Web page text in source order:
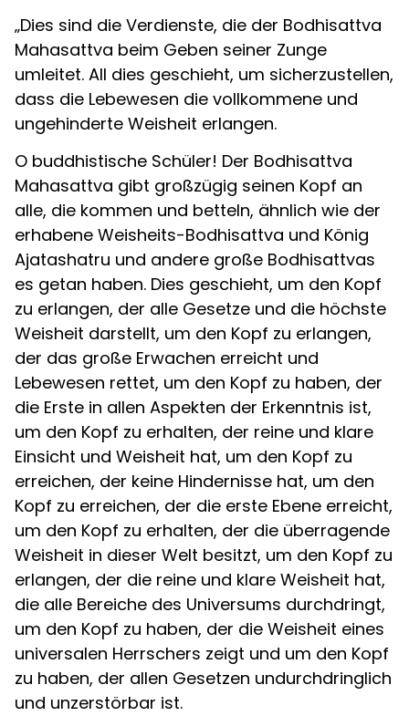
„Dies sind die Verdienste, die der Bodhisattva
Mahasattva beim Geben seiner Zunge
umleitet. All dies geschieht, um sicherzustellen,
dass die Lebewesen die vollkommene und
ungehinderte Weisheit erlangen.
O buddhistische Schüler! Der Bodhisattva
Mahasattva gibt großzügig seinen Kopf an
alle, die kommen und betteln, ähnlich wie der
erhabene Weisheits-Bodhisattva und König
Ajatashatru und andere große Bodhisattvas
es getan haben. Dies geschieht, um den Kopf
zu erlangen, der alle Gesetze und die höchste
Weisheit darstellt, um den Kopf zu erlangen,
der das große Erwachen erreicht und
Lebewesen rettet, um den Kopf zu haben, der
die Erste in allen Aspekten der Erkenntnis ist,
um den Kopf zu erhalten, der reine und klare
Einsicht und Weisheit hat, um den Kopf zu
erreichen, der keine Hindernisse hat, um den
Kopf zu erreichen, der die erste Ebene erreicht,
um den Kopf zu erhalten, der die überragende
Weisheit in dieser Welt besitzt, um den Kopf zu
erlangen, der die reine und klare Weisheit hat,
die alle Bereiche des Universums durchdringt,
um den Kopf zu haben, der die Weisheit eines
universalen Herrschers zeigt und um den Kopf
zu haben, der allen Gesetzen undurchdringlich
und unzerstörbar ist.